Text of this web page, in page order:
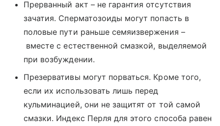
Прерванный акт – не гарантия отсутствия
зачатия. Сперматозоиды могут попасть в
половые пути раньше семяизвержения –
вместе с естественной смазкой, выделяемой
при возбуждении.
Презервативы могут порваться. Кроме того,
если их использовать лишь перед
кульминацией, они не защитят от той самой
смазки. Индекс Перля для этого способа равен